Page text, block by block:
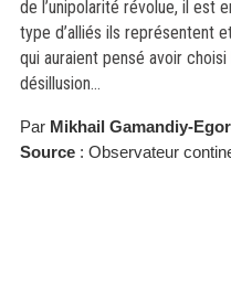
de l’unipolarité révolue, il est
type d’alliés ils représentent
qui auraient pensé avoir choisi
désillusion…
Par Mikhail Gamandiy-
Source : Observateur